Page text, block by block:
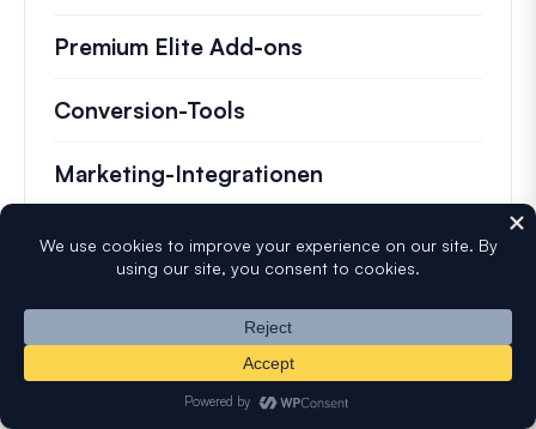
Premium Elite Add-ons
Conversion-Tools
Marketing-Integrationen
Zahlungsformulare
Zahlungsverwaltung